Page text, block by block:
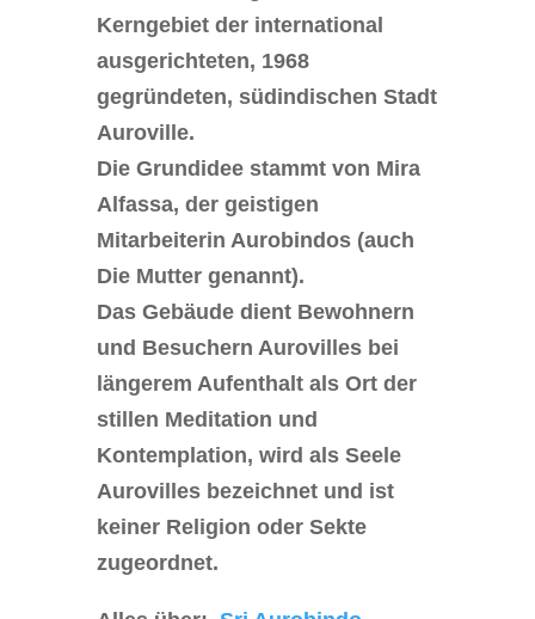
Kerngebiet der international
ausgerichteten, 1968
gegründeten, südindischen Stadt
Auroville.
Die Grundidee stammt von Mira
Alfassa, der geistigen
Mitarbeiterin Aurobindos (auch
Die Mutter genannt).
Das Gebäude dient Bewohnern
und Besuchern Aurovilles bei
längerem Aufenthalt als Ort der
stillen Meditation und
Kontemplation, wird als Seele
Aurovilles bezeichnet und ist
keiner Religion oder Sekte
zugeordnet.